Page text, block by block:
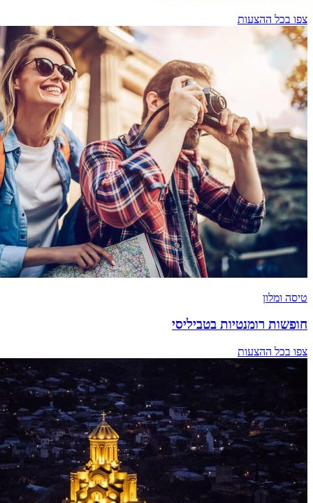
צפו בכל ההצעות
טיסה ומלון
חופשות רומנטיות בטביליסי
צפו בכל ההצעות